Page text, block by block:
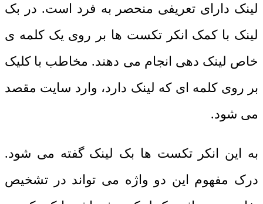
لینک دارای تعریفی منحصر به فرد است. در بک
لینک با کمک انکر تکست ها بر روی یک کلمه ی
خاص لینک دهی انجام می دهند. مخاطب با کلیک
بر روی کلمه ای که لینک دارد، وارد سایت مقصد
می شود.
به این انکر تکست ها بک لینک گفته می شود.
درک مفهوم این دو واژه می تواند در تشخیص